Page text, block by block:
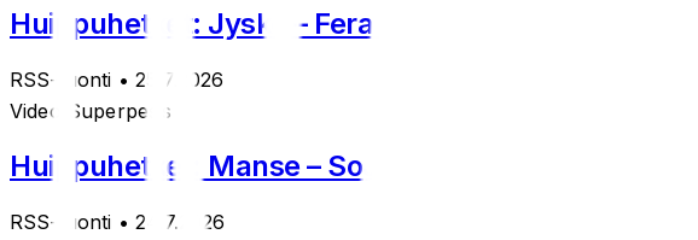
Huippuhetket: Jyske – Fera 25.7.
RSS-tuonti • 25.7.2026
Videot
Superpesis
Huippuhetket: Manse – SoJy 24.7.
RSS-tuonti • 24.7.2026